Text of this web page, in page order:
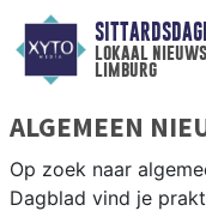
lokaal
limburg
ALGEMEEN
Op zoek naar
Dagblad vind je